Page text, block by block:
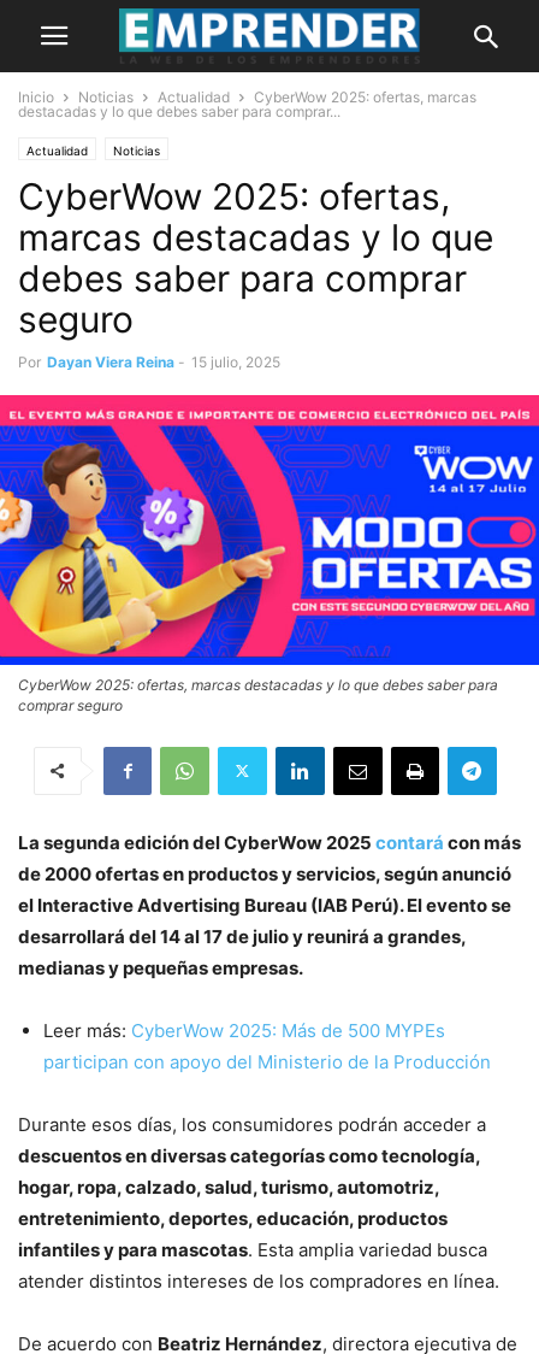
Inicio Noticias Actualidad
CyberWow 2025: ofertas, marcas
destacadas y lo que debes saber para comprar...
Actualidad Noticias
CyberWow 2025: ofertas,
marcas destacadas y lo que
debes saber para comprar
seguro
Por Dayan Viera Reina - 15 julio, 2025
CyberWow 2025: ofertas, marcas destacadas y lo que debes saber para
comprar seguro
La segunda edición del CyberWow 2025 contará con más
de 2000 ofertas en productos y servicios, según anunció
el Interactive Advertising Bureau (IAB Perú). El evento se
desarrollará del 14 al 17 de julio y reunirá a grandes,
medianas y pequeñas empresas.
Leer más: CyberWow 2025: Más de 500 MYPEs
participan con apoyo del Ministerio de la Producción
Durante esos días, los consumidores podrán acceder a
descuentos en diversas categorías como tecnología,
hogar, ropa, calzado, salud, turismo, automotriz,
entretenimiento, deportes, educación, productos
infantiles y para mascotas. Esta amplia variedad busca
atender distintos intereses de los compradores en línea.
De acuerdo con Beatriz Hernández, directora ejecutiva de